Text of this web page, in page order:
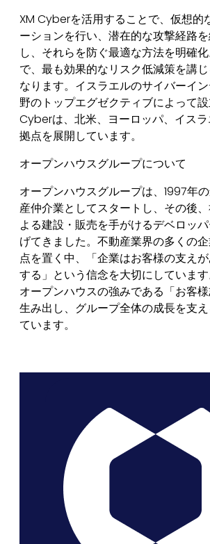
XM Cyberを活用することで、仮想的
ーションを行い、潜在的な攻撃経路
し、それらを防ぐ最適な方法を明確
で、最も効果的なリスク低減策を講
なります。イスラエルのサイバーイ
野のトップエグゼクティブによって
Cyberは、北米、ヨーロッパ、イス
拠点を展開しています。
オープンハウスグループについて
オープンハウスグループは、1997年
産仲介業としてスタートし、その後
よる建設・販売を手がけるデベロッ
げてきました。不動産業界の多くの
点を置く中、「企業はお客様の支え
する」という信念を大切にしています
オープンハウスの強みである「お客
生み出し、グループ全体の成長を支
ています。